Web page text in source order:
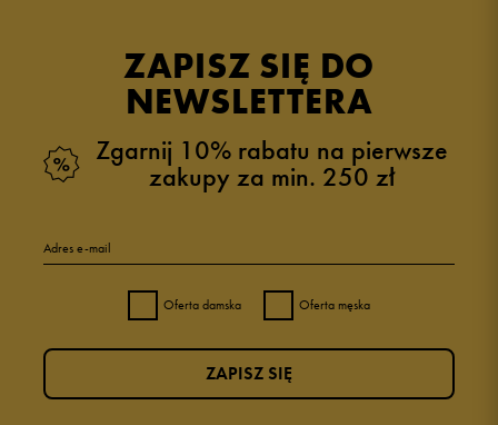
ZAPISZ SIĘ DO
NEWSLETTERA
Zgarnij 10% rabatu na pierwsze
zakupy za min. 250 zł
Adres e-mail
Oferta damska Oferta męska
ZAPISZ SIĘ